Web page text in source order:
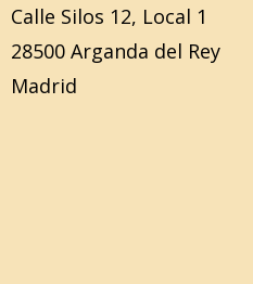
Calle Silos 12, Local 1
28500 Arganda del Rey
Madrid